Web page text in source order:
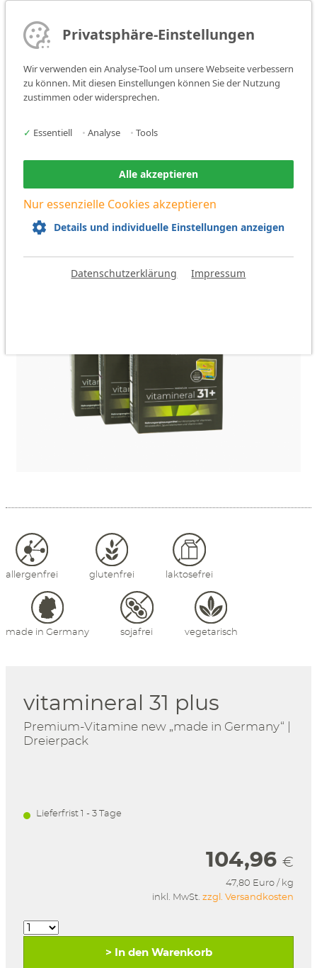
allergenfrei glutenfrei laktosefrei
made in Germany sojafrei vegetarisch
vitamineral 31 plus
Premium-Vitamine new „made in Germany“ |
Dreierpack
Lieferfrist 1 - 3 Tage
104,96 €
47,80 Euro / kg
inkl. MwSt. zzgl. Versandkosten
> In den Warenkorb
Privatsphäre-Einstellungen
Wir verwenden ein Analyse-Tool um unsere Webseite verbessern
zu können. Mit diesen Einstellungen können Sie der Nutzung
zustimmen oder widersprechen.
✓ Essentiell • Analyse • Tools
Alle akzeptieren
Nur essenzielle Cookies akzeptieren
Details und individuelle Einstellungen anzeigen
Datenschutzerklärung Impressum